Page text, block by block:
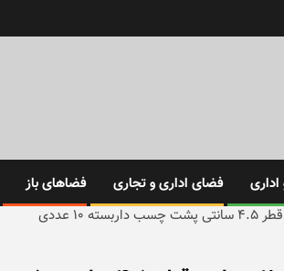
فضای اداری و تجاری فضاهای باز